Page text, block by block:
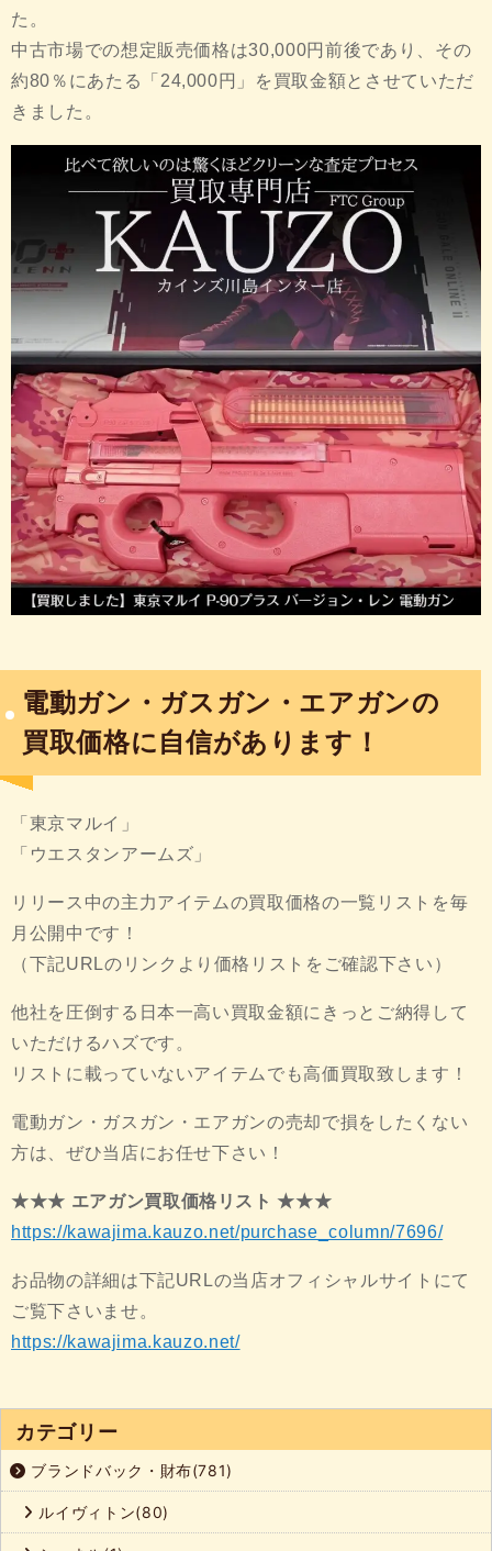
た。
中古市場での想定販売価格は30,000円前後であり、その
約80％にあたる「24,000円」を買取金額とさせていただ
きました。
電動ガン・ガスガン・エアガンの
買取価格に自信があります！
「東京マルイ」
「ウエスタンアームズ」
リリース中の主力アイテムの買取価格の一覧リストを毎
月公開中です！
（下記URLのリンクより価格リストをご確認下さい）
他社を圧倒する日本一高い買取金額にきっとご納得して
いただけるハズです。
リストに載っていないアイテムでも高価買取致します！
電動ガン・ガスガン・エアガンの売却で損をしたくない
方は、ぜひ当店にお任せ下さい！
★★★ エアガン買取価格リスト ★★★
https://kawajima.kauzo.net/purchase_column/7696/
お品物の詳細は下記URLの当店オフィシャルサイトにて
ご覧下さいませ。
https://kawajima.kauzo.net/
カテゴリー
ブランドバック・財布(781)
ルイヴィトン(80)